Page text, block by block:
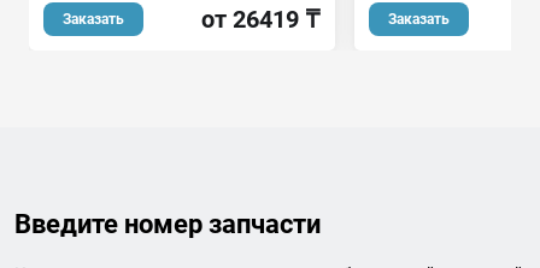
Заказать от 26419 ₸ Заказать
Введите номер запчасти